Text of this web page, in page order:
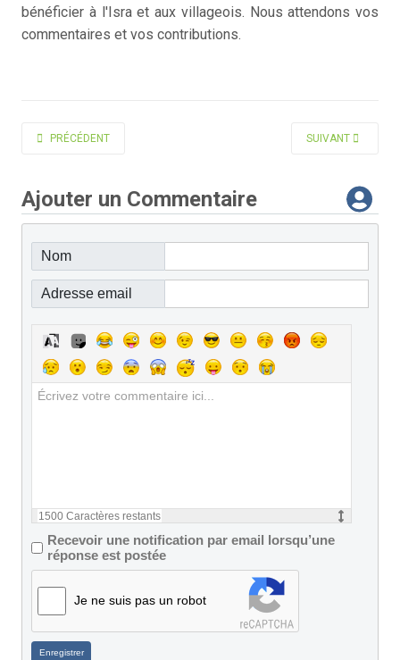
bénéficier à l'Isra et aux villageois. Nous attendons vos
commentaires et vos contributions.
ARTICLE PRÉCÉDENT : JOURNÉES DU MACHINISME AGRICOLE SÉNÉGAL
PRÉCÉDENT ARTICLE SUIVANT
SUIVANT
Ajouter un Commentaire
Nom
Adresse email
1500 Caractères restants
Recevoir une notification par email lorsqu’une
réponse est postée
Je ne suis pas un robot
Enregistrer